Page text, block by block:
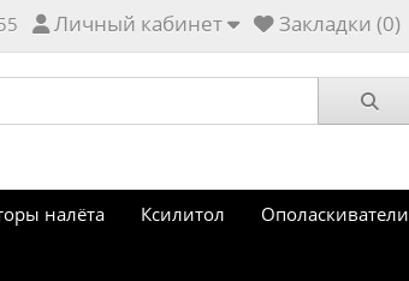
Личный кабинет Закладки (0)
налёта Ксилитол Ополаскиватели